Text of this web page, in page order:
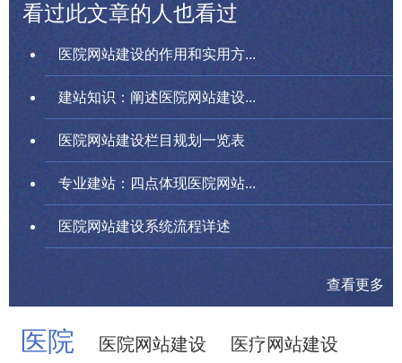
看过此文章的人也看过
医院网站建设的作用和实用方...
建站知识：阐述医院网站建设...
医院网站建设栏目规划一览表
专业建站：四点体现医院网站...
医院网站建设系统流程详述
查看更多
医院 医院网站建设 医疗网站建设